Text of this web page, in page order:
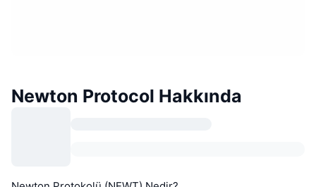
Newton Protocol Hakkında